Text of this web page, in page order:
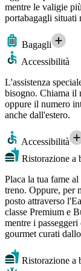
mentre le valigie
portabagagli situati
Bagagli
Accessibilità
L'assistenza
bisogno. Chiama il
oppure il numero
anche dall'estero.
Accessibilità
Ristorazione a
Placa la tua fame
treno. Oppure, per
posto attraverso
classe Premium e
mentre i
gourmet curati
Ristorazione a